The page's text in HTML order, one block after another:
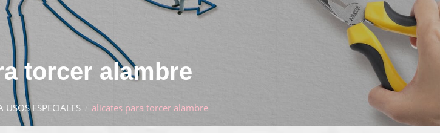
torcer alambre
USOS ESPECIALES alicates para torcer alambre